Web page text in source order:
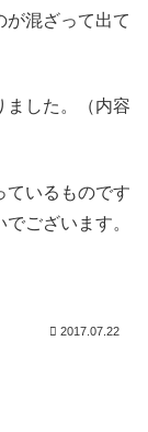
が混ざって出て
ました。（内容
ているものです
ございます。
2017.07.22